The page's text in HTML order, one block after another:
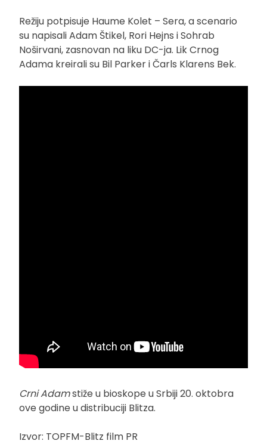
Režiju potpisuje Haume Kolet – Sera, a scenario
su napisali Adam Štikel, Rori Hejns i Sohrab
Noširvani, zasnovan na liku DC-ja. Lik Crnog
Adama kreirali su Bil Parker i Čarls Klarens Bek.
Crni Adamstiže u bioskope u Srbiji 20. oktobra
ove godine u distribuciji Blitza.
Izvor: TOPFM-Blitz film PR